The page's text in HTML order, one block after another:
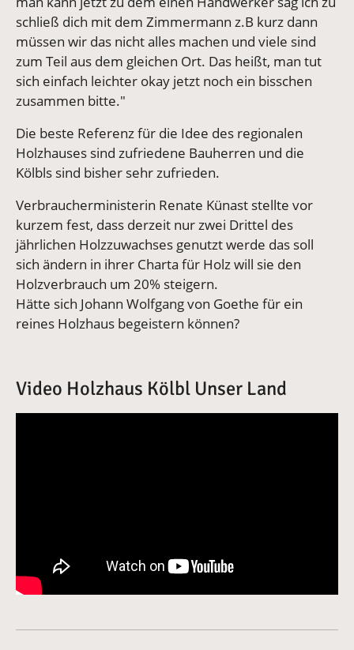
schließ dich mit dem Zimmermann z.B kurz dann
müssen wir das nicht alles machen und viele sind
zum Teil aus dem gleichen Ort. Das heißt, man tut
sich einfach leichter okay jetzt noch ein bisschen
zusammen bitte."
Die beste Referenz für die Idee des regionalen
Holzhauses sind zufriedene Bauherren und die
Kölbls sind bisher sehr zufrieden.
Verbraucherministerin Renate Künast stellte vor
kurzem fest, dass derzeit nur zwei Drittel des
jährlichen Holzzuwachses genutzt werde das soll
sich ändern in ihrer Charta für Holz will sie den
Holzverbrauch um 20% steigern.
Hätte sich Johann Wolfgang von Goethe für ein
reines Holzhaus begeistern können?
Video Holzhaus Kölbl Unser Land